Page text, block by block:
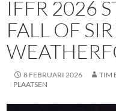
IFFR 2026
FALL OF
8 FEBRUARI 2026 TIM
PLAATSEN